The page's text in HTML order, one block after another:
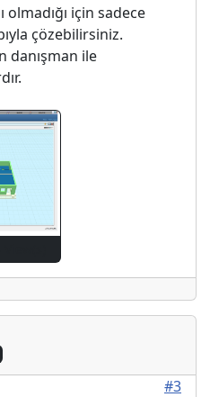
olmadığı için sadece
çözebilirsiniz.
danışman ile
#3